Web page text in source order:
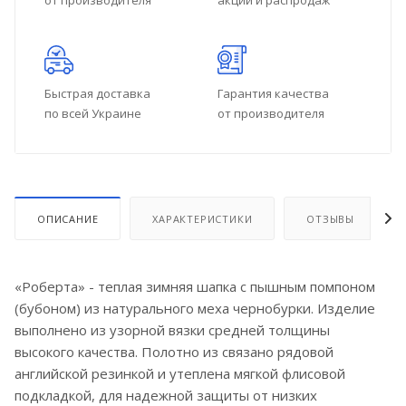
Быстрая доставка
по всей Украине
Гарантия качества
от производителя
ОПИСАНИЕ ХАРАКТЕРИСТИКИ ОТЗЫВЫ
«Роберта» - теплая зимняя шапка с пышным помпоном
(бубоном) из натурального меха чернобурки. Изделие
выполнено из узорной вязки средней толщины
высокого качества. Полотно из связано рядовой
английской резинкой и утеплена мягкой флисовой
подкладкой, для надежной защиты от низких